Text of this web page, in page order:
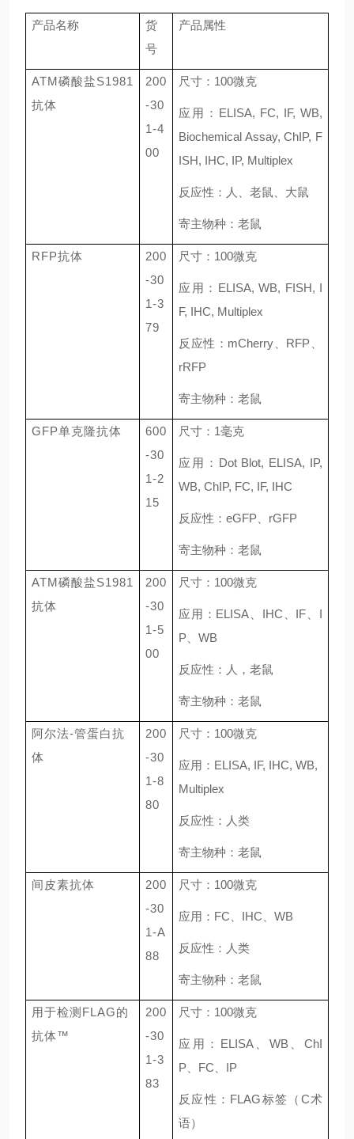
产品名称
货
号
产品属性
ATM磷酸盐S1981
抗体
200
-30
1-4
00
尺寸： 100微克
应用： ELISA, FC, IF, WB,
Biochemical Assay, ChIP, F
ISH, IHC, IP, Multiplex
反应性：人、老鼠、大鼠
寄主物种：老鼠
RFP抗体
200
-30
1-3
79
尺寸： 100微克
应用： ELISA, WB, FISH, I
F, IHC, Multiplex
反应性： mCherry RFP
rRFP
寄主物种：老鼠
GFP单克隆抗体
600
-30
1-2
15
尺寸： 1毫克
应用： Dot Blot, ELISA, IP,
WB, ChIP, FC, IF, IHC
反应性： eGFP rGFP
寄主物种：老鼠
ATM磷酸盐S1981
抗体
200
-30
1-5
00
尺寸： 100微克
应用： ELISA IHC IF
I
P
WB
反应性：人，老鼠
寄主物种：老鼠
阿尔法-管蛋白抗
体
200
-30
1-8
80
尺寸： 100微克
应用： ELISA, IF, IHC, WB,
Multiplex
反应性：人类
寄主物种：老鼠
间皮素抗体
200
-30
1-A
88
尺寸： 100微克
应用： FC IHC WB
反应性：人类
寄主物种：老鼠
用于检测 FLAG的
抗体™
200
-30
1-3
83
尺寸： 100微克
应用： ELISA、 WB 、ChI
P
FC IP
反应性： FLAG标签（ C术
语）